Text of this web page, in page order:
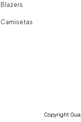
Blazers
Camisetas
Copyright